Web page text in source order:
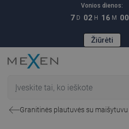
Vonios dienos:
7 D 02 H 15 M 59
Žiūrėti
Granitinės plautuvės su maišytuvu